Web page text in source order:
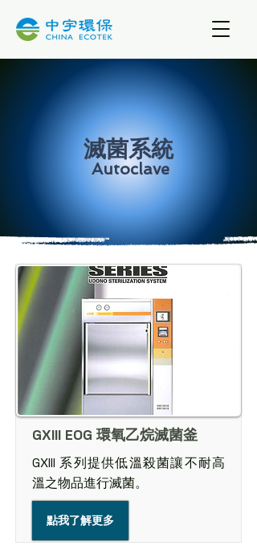
​滅菌系統
Autoclave
GXIII EOG 環氧乙烷滅菌釜
GXIII 系列提供低溫殺菌讓不耐高
溫之物品進行滅菌。
點我了解更多